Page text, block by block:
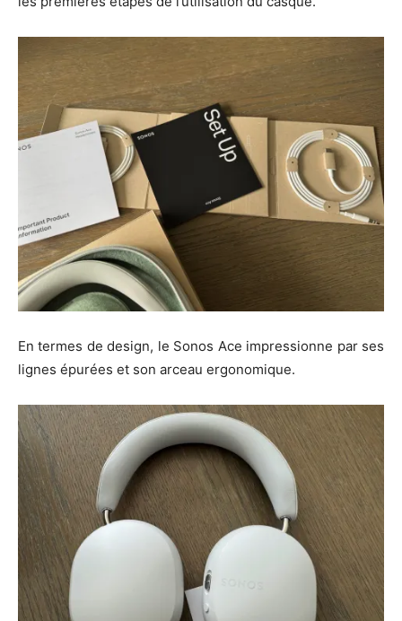
En termes de design, le Sonos Ace impressionne par ses
lignes épurées et son arceau ergonomique.